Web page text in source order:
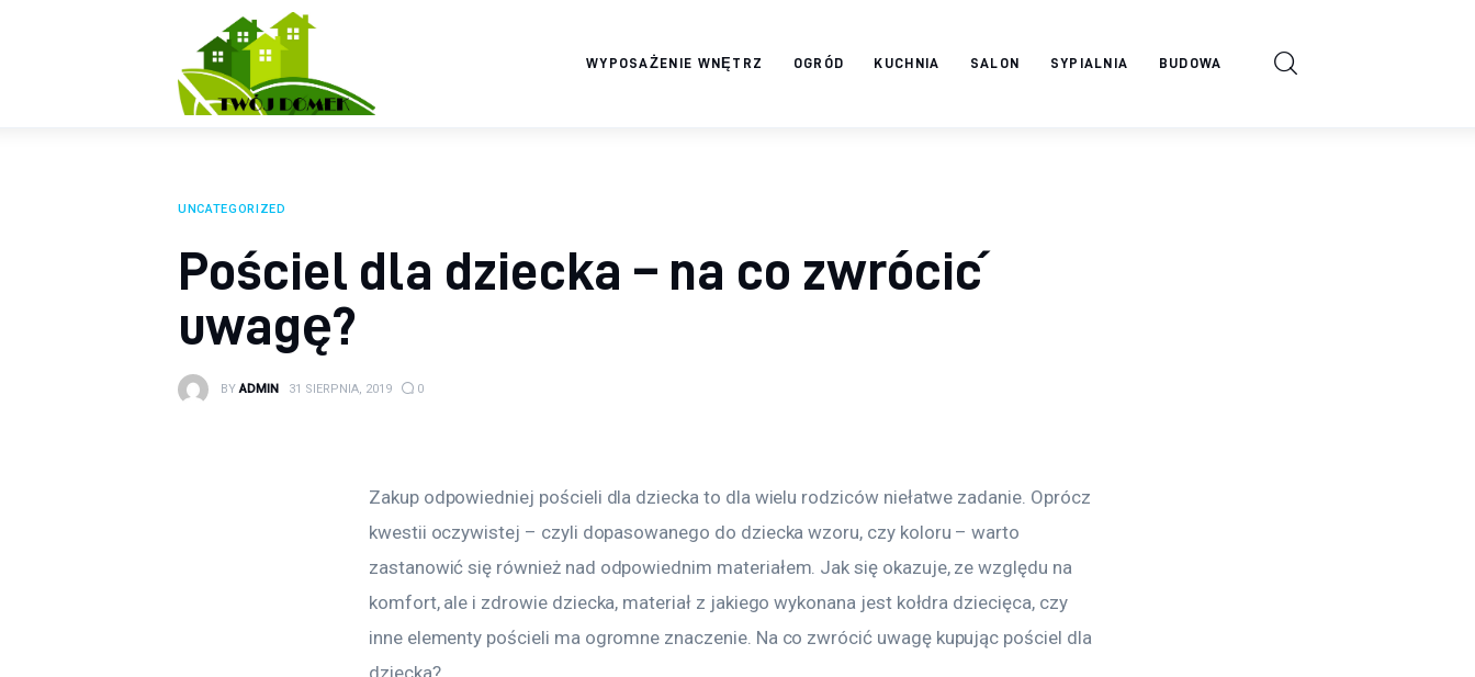
WYPOSAŻENIE WNĘTRZ OGRÓD KUCHNIA SALON SYPIALNIA BUDOWA
UNCATEGORIZED
Pościel dla dziecka – na co zwrócić
uwagę?
BY ADMIN 31 SIERPNIA, 2019 0
Zakup odpowiedniej pościeli dla dziecka to dla wielu rodziców niełatwe zadanie. Oprócz
kwestii oczywistej – czyli dopasowanego do dziecka wzoru, czy koloru – warto
zastanowić się również nad odpowiednim materiałem. Jak się okazuje, ze względu na
komfort, ale i zdrowie dziecka, materiał z jakiego wykonana jest kołdra dziecięca, czy
inne elementy pościeli ma ogromne znaczenie. Na co zwrócić uwagę kupując pościel dla
dziecka?